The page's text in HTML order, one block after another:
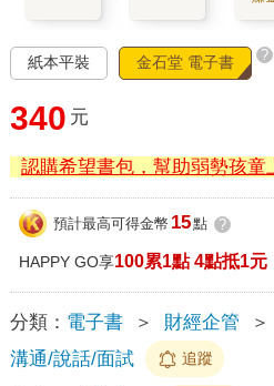
紙本平裝 金石堂 電子書 ?
340 元
認購希望書包，幫助弱勢孩童
預計最高可得金幣 15點 ?
HAPPY GO享100累1點 4點抵1元
分類： 電子書 ＞ 財經企管 ＞
溝通/說話/面試
追蹤